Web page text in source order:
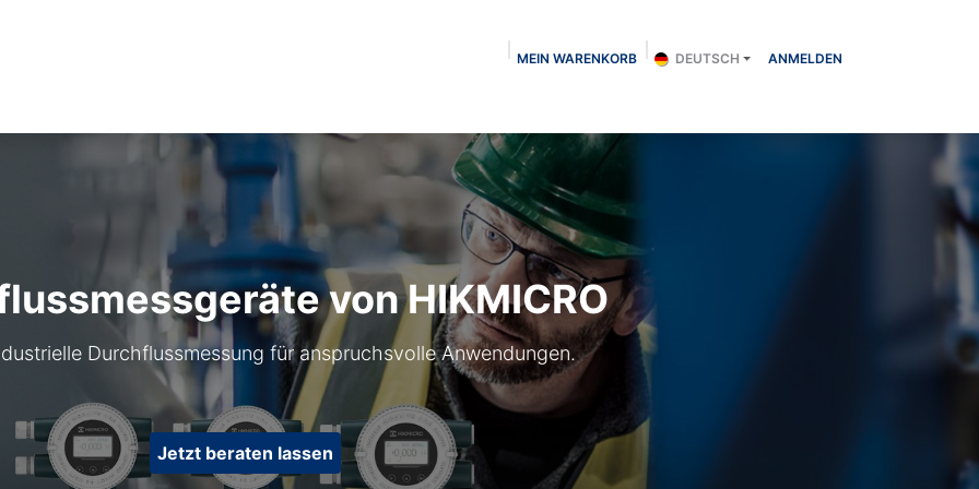
MEIN WARENKORB DEUTSCH ANMELDEN
von HIKMICRO
Durchflussmessung für anspruchsvolle Anwendungen.
Jetzt beraten lassen